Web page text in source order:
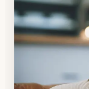
Überlegen
täglich
soll oder